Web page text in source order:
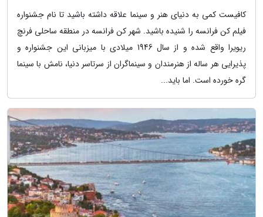
کافیست کمی به دنیای هنر و سینما علاقه داشته باشید تا نام جشنواره
فیلم کن فرانسه را شنیده باشید. شهر کن فرانسه در منطقه ساحلی فرنچ
ریویرا واقع شده و از سال 1946 میلادی با میزبانی این جشنواره و
پذیرایی هر ساله از هنرمندان و سینماگران از سرتاسر دنیا، نامش با سینما
گره خورده است. اما باید...